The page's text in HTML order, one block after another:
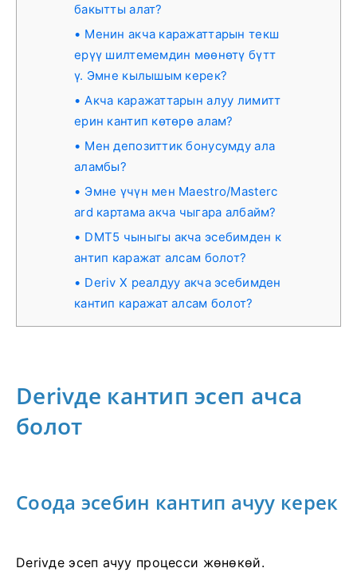
бакытты алат?
Менин акча каражаттарын текш
ерүү шилтемемдин мөөнөтү бүтт
ү. Эмне кылышым керек?
Акча каражаттарын алуу лимитт
ерин кантип көтөрө алам?
Мен депозиттик бонусумду ала
аламбы?
Эмне үчүн мен Maestro/Masterc
ard картама акча чыгара албайм?
DMT5 чыныгы акча эсебимден к
антип каражат алсам болот?
Deriv X реалдуу акча эсебимден
кантип каражат алсам болот?
Derivде кантип эсеп ачса
болот
Соода эсебин кантип ачуу керек
Derivде эсеп ачуу процесси жөнөкөй.